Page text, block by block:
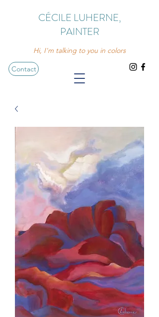
CÉCILE LUHERNE,
PAINTER
Hi, I'm talking to you in colors
Contact